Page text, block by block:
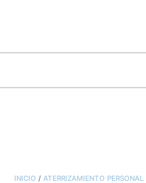
INICIO / ATERRIZAMIENTO PERSONAL